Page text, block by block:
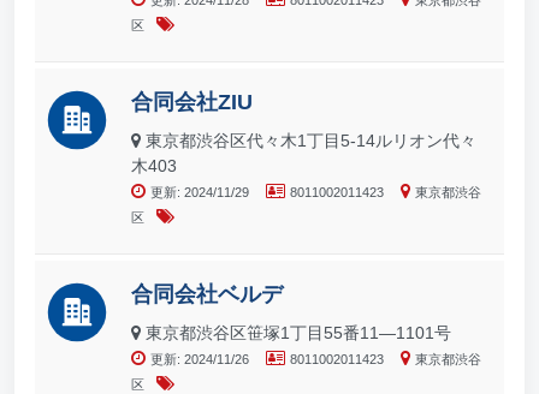
区
合同会社ZIU
東京都渋谷区代々木1丁目5-14ルリオン代々
木403
更新: 2024/11/29 8011002011423
東京都渋谷
区
合同会社ベルデ
東京都渋谷区笹塚1丁目55番11―1101号
更新: 2024/11/26 8011002011423
東京都渋谷
区